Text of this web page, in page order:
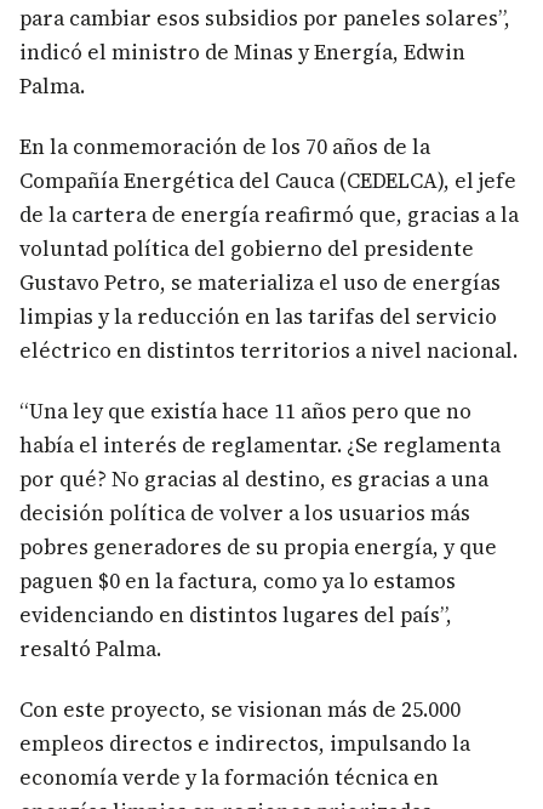
para cambiar esos subsidios por paneles solares”,
indicó el ministro de Minas y Energía, Edwin
Palma.
En la conmemoración de los 70 años de la
Compañía Energética del Cauca (CEDELCA), el jefe
de la cartera de energía reafirmó que, gracias a la
voluntad política del gobierno del presidente
Gustavo Petro, se materializa el uso de energías
limpias y la reducción en las tarifas del servicio
eléctrico en distintos territorios a nivel nacional.
“Una ley que existía hace 11 años pero que no
había el interés de reglamentar. ¿Se reglamenta
por qué? No gracias al destino, es gracias a una
decisión política de volver a los usuarios más
pobres generadores de su propia energía, y que
paguen $0 en la factura, como ya lo estamos
evidenciando en distintos lugares del país”,
resaltó Palma.
Con este proyecto, se visionan más de 25.000
empleos directos e indirectos, impulsando la
economía verde y la formación técnica en